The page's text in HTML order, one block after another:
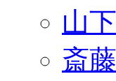
山
斎